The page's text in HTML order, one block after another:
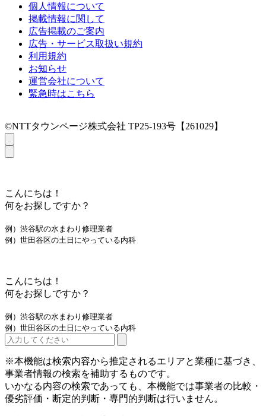
個人情報について
掲載情報に関して
広告掲載のご案内
広告・サービス取扱い規約
利用規約
お知らせ
運営会社について
緊急時はこちら
©NTTタウンページ株式会社 TP25-193号【261029】
こんにちは！
何をお探しですか？
例）渋谷駅の水まわり修理業者
例）世田谷区の土日にやっている内科
こんにちは！
何をお探しですか？
例）渋谷駅の水まわり修理業者
例）世田谷区の土日にやっている内科
※本機能は検索内容から推定されるエリアと業種に基づき、
事業者情報の検索を補助するものです。
いかなる内容の検索であっても、本機能では事業者の比較・
優劣評価・断定的判断・専門的判断は行いません。